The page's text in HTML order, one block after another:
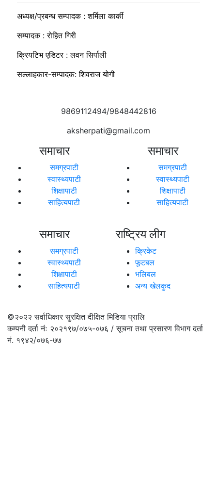
अध्यक्ष/प्रबन्ध सम्पादक : शर्मिला कार्की
सम्पादक : रोहित गिरी
क्रियटिभ एडिटर : लवन सिर्पाली
सल्लाहकार-सम्पादक: शिवराज योगी
9869112494/9848442816
aksherpati@gmail.com
समाचार
समग्रपाटी
स्वास्थ्यपाटी
शिक्षापाटी
साहित्यपाटी
समाचार
समग्रपाटी
स्वास्थ्यपाटी
शिक्षापाटी
साहित्यपाटी
समाचार
समग्रपाटी
स्वास्थ्यपाटी
शिक्षापाटी
साहित्यपाटी
राष्ट्रिय लीग
क्रिकेट
फूटबल
भलिबल
अन्य खेलकुद
©२०२२सर्वाधिकार सुरक्षित दीक्षित मिडिया प्रालि
कम्पनी दर्ता नंः २०२१९७/०७५-०७६ / सूचना तथा प्रसारण विभाग दर्ता
नं. १९४२/०७६-७७